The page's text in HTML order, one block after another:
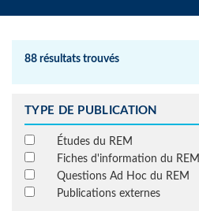
88 résultats trouvés
TYPE DE PUBLICATION
Études du REM
Fiches d'information du REM
Questions Ad Hoc du REM
Publications externes